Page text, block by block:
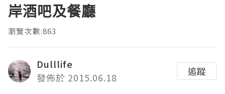
岸酒吧及餐廳
瀏覽次數:863
Dulllife
發佈於 2015.06.18
追蹤